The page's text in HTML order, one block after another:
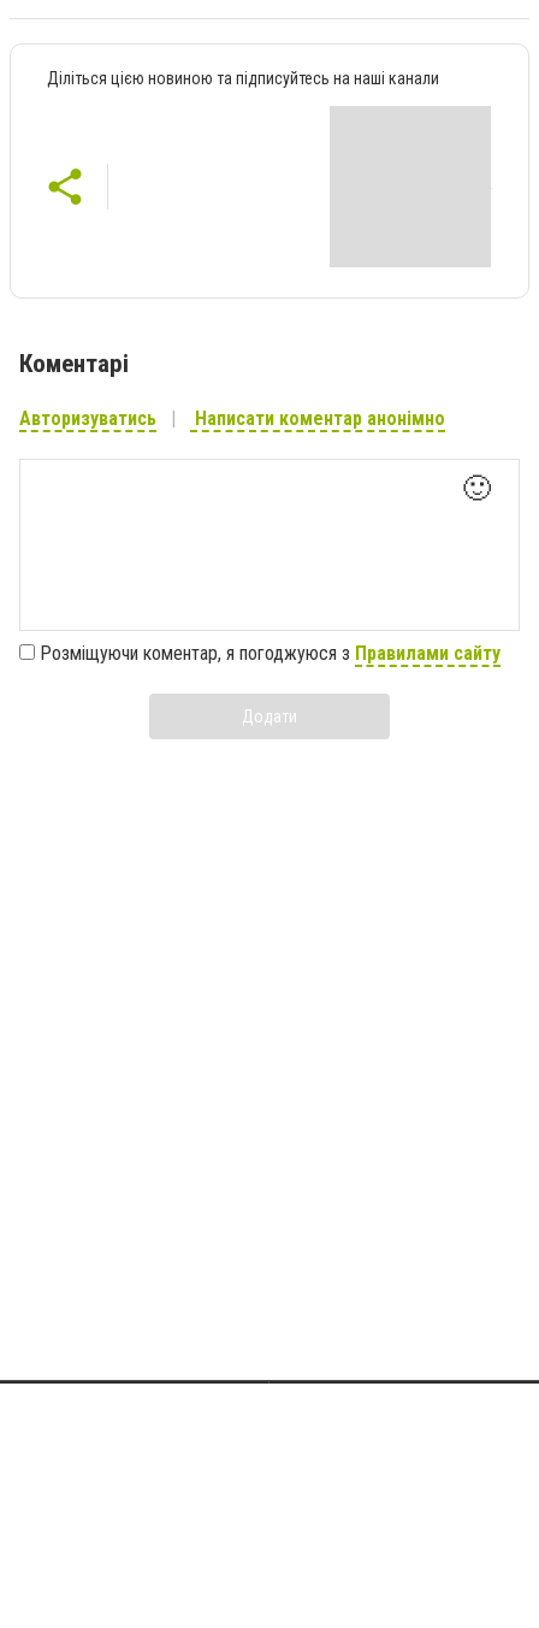
Діліться цією новиною та підписуйтесь на наші канали
Коментарі
Авторизуватись Написати коментар анонімно
🙂
Розміщуючи коментар, я погоджуюся з Правилами сайту
Додати